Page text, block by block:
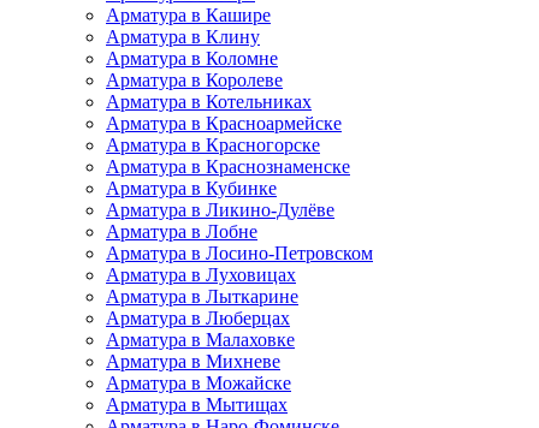
Арматура в Кашире
Арматура в Клину
Арматура в Коломне
Арматура в Королеве
Арматура в Котельниках
Арматура в Красноармейске
Арматура в Красногорске
Арматура в Краснознаменске
Арматура в Кубинке
Арматура в Ликино-Дулёве
Арматура в Лобне
Арматура в Лосино-Петровском
Арматура в Луховицах
Арматура в Лыткарине
Арматура в Люберцах
Арматура в Малаховке
Арматура в Михневе
Арматура в Можайске
Арматура в Мытищах